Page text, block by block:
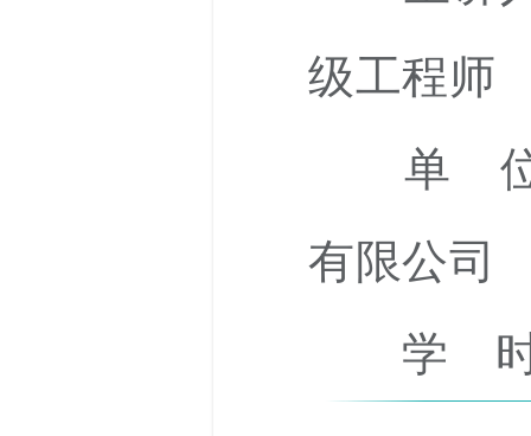
级工程师
单 位：
有限公司
学 时